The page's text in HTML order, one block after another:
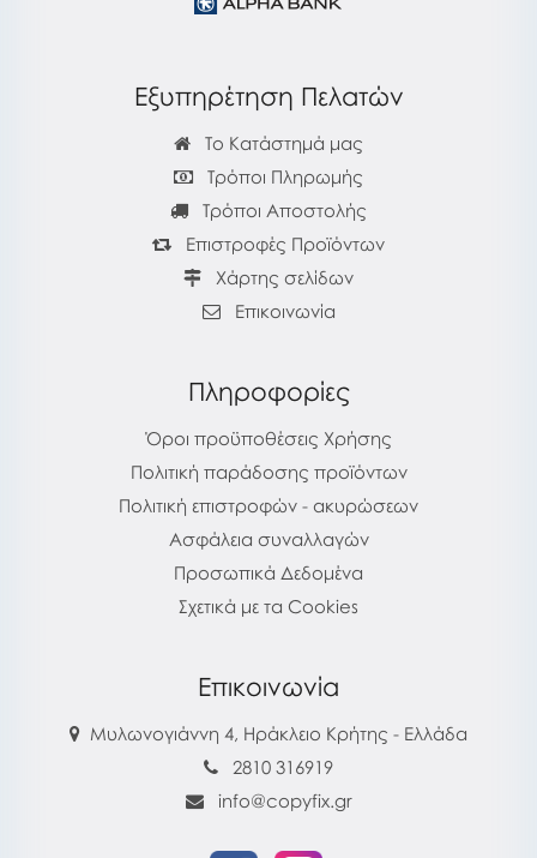
Εξυπηρέτηση Πελατών
Το Κατάστημά μας
Τρόποι Πληρωμής
Τρόποι Αποστολής
Επιστροφές Προϊόντων
Χάρτης σελίδων
Επικοινωνία
Πληροφορίες
Όροι προϋποθέσεις Χρήσης
Πολιτική παράδοσης προϊόντων
Πολιτική επιστροφών - ακυρώσεων
Ασφάλεια συναλλαγών
Προσωπικά Δεδομένα
Σχετικά με τα Cookies
Επικοινωνία
Μυλωνογιάννη 4, Ηράκλειο Κρήτης - Ελλάδα
2810 316919
info@copyfix.gr